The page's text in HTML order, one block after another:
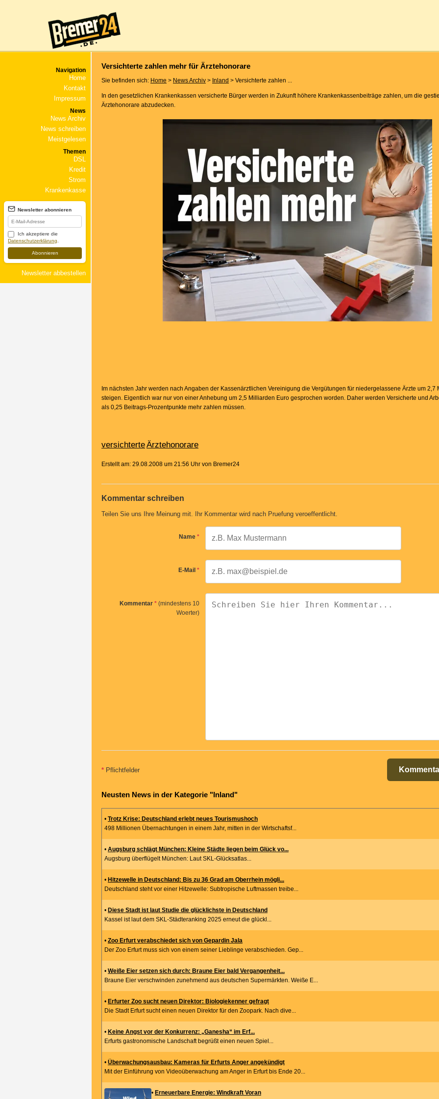
Navigation
Home
Kontakt
Impressum
News
News Archiv
News schreiben
Meistgelesen
Themen
DSL
Kredit
Strom
Krankenkasse
Newsletter abonnieren
Ich akzeptiere die
Datenschutzerklärung
Abonnieren
Newsletter abbestellen
Versichterte zahlen mehr für Ärztehonorare
Sie befinden sich: Home > News Archiv > Inland > Versichterte zahlen ...
In den gesetzlichen Krankenkassen versicherte Bürger werden in Zukunft höhere Krankenkassenbeiträge zahlen, um die
Ärztehonorare abzudecken.
Im nächsten Jahr werden nach Angaben der Kassenärztlichen Vereinigung die Vergütungen für niedergelassene Ärzte um 2,7
steigen. Eigentlich war nur von einer Anhebung um 2,5 Milliarden Euro gesprochen worden. Daher werden Versicherte und
als 0,25 Beitrags-Prozentpunkte mehr zahlen müssen.
versichterteÄrztehonorare
Erstellt am: 29.08.2008 um 21:56 Uhr von Bremer24
Kommentar schreiben
Teilen Sie uns Ihre Meinung mit. Ihr Kommentar wird nach Pruefung veroeffentlicht.
Name *
E-Mail *
Kommentar * (mindestens 10
Woerter)
* Pflichtfelder
Neusten News in der Kategorie "Inland"
• Trotz Krise: Deutschland erlebt neues Tourismushoch
498 Millionen Übernachtungen in einem Jahr, mitten in der Wirtschaftsf...
• Augsburg schlägt München: Kleine Städte liegen beim Glück vo...
Augsburg überflügelt München: Laut SKL-Glücksatlas...
• Hitzewelle in Deutschland: Bis zu 36 Grad am Oberrhein mögli...
Deutschland steht vor einer Hitzewelle: Subtropische Luftmassen treibe...
• Diese Stadt ist laut Studie die glücklichste in Deutschland
Kassel ist laut dem SKL-Städteranking 2025 erneut die glückl...
• Zoo Erfurt verabschiedet sich von Gepardin Jala
Der Zoo Erfurt muss sich von einem seiner Lieblinge verabschieden. Gep...
• Weiße Eier setzen sich durch: Braune Eier bald Vergangenheit...
Braune Eier verschwinden zunehmend aus deutschen Supermärkten. Weiße E...
• Erfurter Zoo sucht neuen Direktor: Biologiekenner gefragt
Die Stadt Erfurt sucht einen neuen Direktor für den Zoopark. Nach dive...
• Keine Angst vor der Konkurrenz: „Ganesha“ im Erf...
Erfurts gastronomische Landschaft begrüßt einen neuen Spiel...
• Überwachungsausbau: Kameras für Erfurts Anger angekündigt
Mit der Einführung von Videoüberwachung am Anger in Erfurt bis Ende 20...
• Erneuerbare Energie: Windkraft Voran